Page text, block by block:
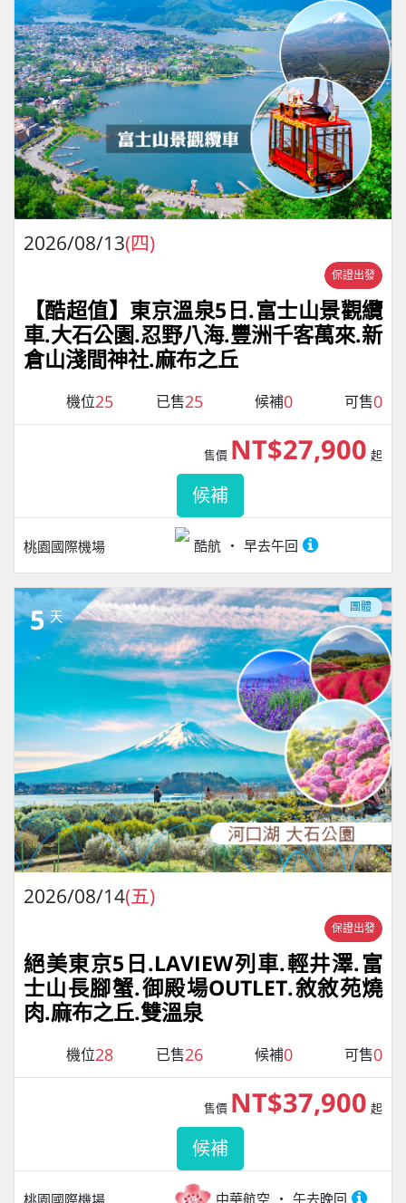
2026/08/13(四)
保證出發
【酷超值】東京溫泉5日.富士山景觀纜
車.大石公園.忍野八海.豐洲千客萬來.新
倉山淺間神社.麻布之丘
機位25 已售25 候補0 可售0
桃園國際機場 酷航 早去午回
售價 NT$27,900 起
候補
5 天
團體
2026/08/14(五)
保證出發
絕美東京5日.LAVIEW列車.輕井澤.富
士山長腳蟹.御殿場OUTLET.敘敘苑燒
肉.麻布之丘.雙溫泉
機位28 已售26 候補0 可售0
桃園國際機場 中華航空 午去晚回
售價 NT$37,900 起
候補